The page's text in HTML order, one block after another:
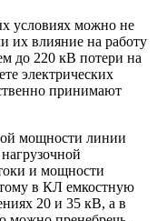
условиях можно не
их влияние на работу
до 220 кВ потери на
электрических
принимают
мощности линии
и мощности
в КЛ емкостную
20 и 35 кВ, а в